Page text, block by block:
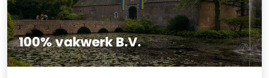
100% vakwerk B.V.